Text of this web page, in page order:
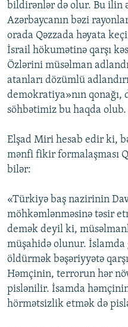
bildirənlər də olur. Bu ilin
Azərbaycanın bəzi
orada Qəzzada həyata
İsrail hökumətinə qarşı
Özlərini müsəlman
atanları dözümlü
demokratiya»nın
söhbətimiz bu haqda olub.
Elşad Miri hesab edir ki,
mənfi fikir formalaşması
bilər:
«Türkiyə baş nazirinin
möhkəmlənməsinə təsir
demək deyil ki,
müşahidə olunur. İslamda
öldürmək bəşəriyyətə
Həmçinin, terrorun hər
pislənilir. İsamda
hörmətsizlik etmək də